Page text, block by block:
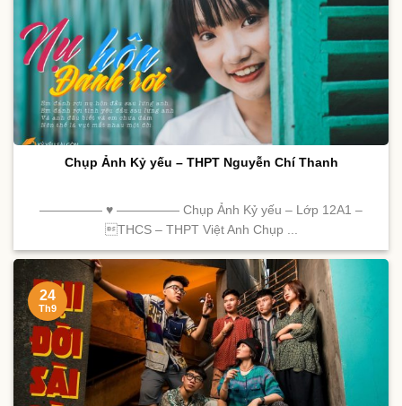
Chụp Ảnh Kỷ yếu – THPT Nguyễn Chí Thanh
————— ♥ ————— Chụp Ảnh Kỷ yếu – Lớp 12A1 –
THCS – THPT Việt Anh Chụp ...
24
Th9